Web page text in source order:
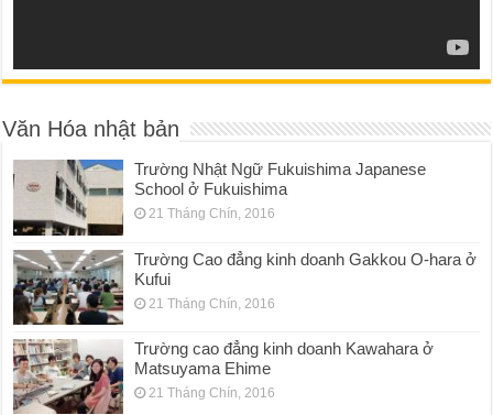
Văn Hóa nhật bản
Trường Nhật Ngữ Fukuishima Japanese
School ở Fukuishima
21 Tháng Chín, 2016
Trường Cao đẳng kinh doanh Gakkou O-hara ở
Kufui
21 Tháng Chín, 2016
Trường cao đẳng kinh doanh Kawahara ở
Matsuyama Ehime
21 Tháng Chín, 2016